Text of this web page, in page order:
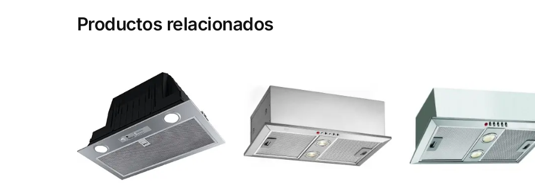
Productos relacionados